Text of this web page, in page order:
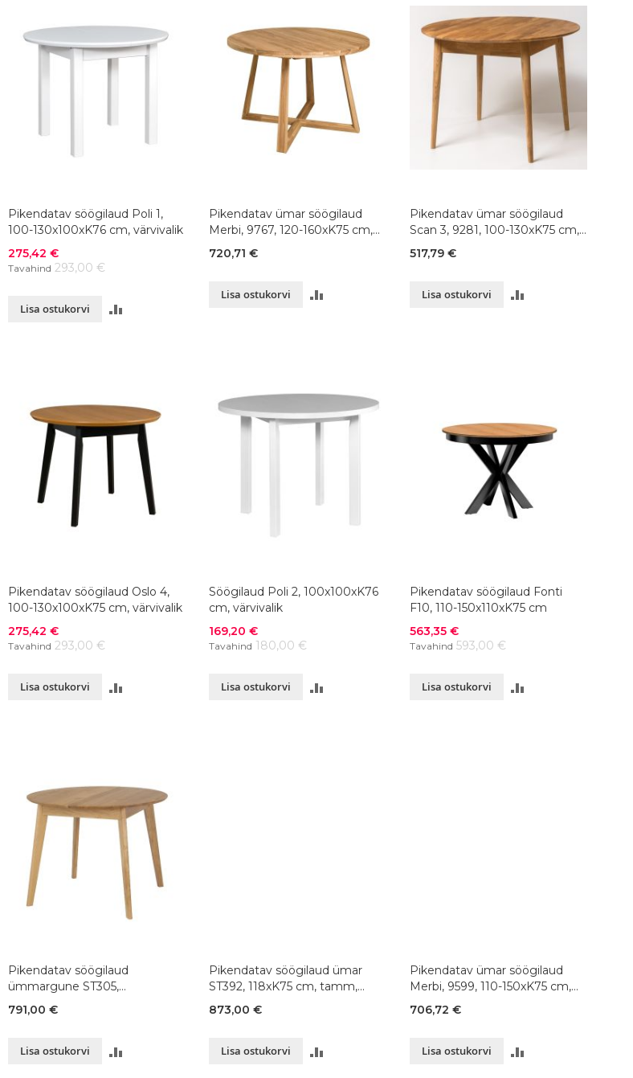
Pikendatav söögilaud Poli 1,
100-130x100xK76 cm, värvivalik
Soodushind
275,42 €
Tavahind 293,00 €
Lisa ostukorvi
Pikendatav ümar söögilaud
Merbi, 9767, 120-160xK75 cm,
720,71 €
Lisa ostukorvi
Pikendatav ümar söögilaud
Scan 3, 9281, 100-130xK75 cm,
517,79 €
Lisa ostukorvi
Pikendatav söögilaud Oslo 4,
100-130x100xK75 cm, värvivalik
Soodushind
275,42 €
Tavahind 293,00 €
Lisa ostukorvi
Söögilaud Poli 2, 100x100xK76
cm, värvivalik
Soodushind
169,20 €
Tavahind 180,00 €
Lisa ostukorvi
Pikendatav söögilaud Fonti
F10, 110-150x110xK75 cm
Soodushind
563,35 €
Tavahind 593,00 €
Lisa ostukorvi
Pikendatav söögilaud
ümmargune ST305,
100+37xK75 cm, tamm,
värvivalik
791,00 €
Lisa ostukorvi
Pikendatav söögilaud ümar
ST392, 118xK75 cm, tamm,
värvivalik
873,00 €
Lisa ostukorvi
Pikendatav ümar söögilaud
Merbi, 9599, 110-150xK75 cm,
tamm, õlitatud
706,72 €
Lisa ostukorvi